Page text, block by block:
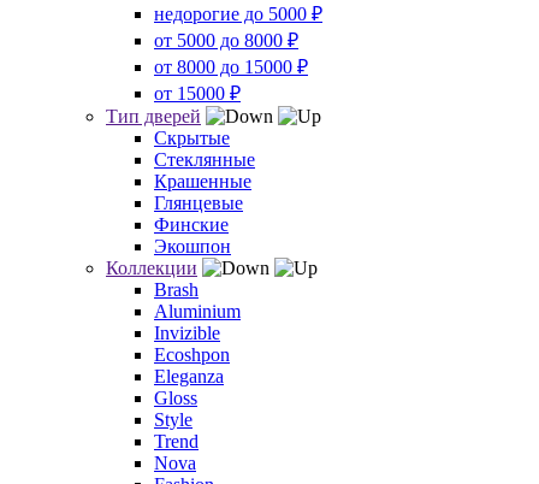
недорогие до 5000 ₽
от 5000 до 8000 ₽
от 8000 до 15000 ₽
от 15000 ₽
Тип дверей
Скрытые
Стеклянные
Крашенные
Глянцевые
Финские
Экошпон
Коллекции
Brash
Aluminium
Invizible
Ecoshpon
Eleganza
Gloss
Style
Trend
Nova